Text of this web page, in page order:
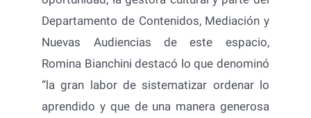
Departamento de Contenidos, Mediación y
Nuevas Audiencias de este espacio,
Romina Bianchini destacó lo que denominó
“la gran labor de sistematizar ordenar lo
aprendido y que de una manera generosa